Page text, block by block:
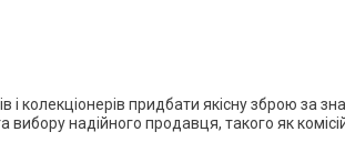
і колекціонерів придбати якісну зброю
надійного продавця, такого як